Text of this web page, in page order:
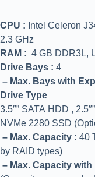
CPU : Intel Celeron
2.3 GHz
RAM : 4 GB DDR3L,
Drive Bays : 4
– Max. Bays with
Drive Type
3.5″” SATA HDD ,
NVMe 2280 SSD
– Max. Capacity : 40
by RAID types)
– Max. Capacity